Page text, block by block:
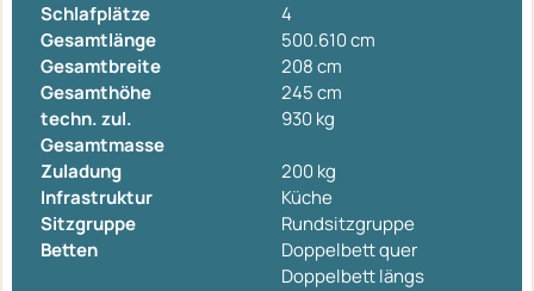
Schlafplätze
4
Gesamtlänge
500.610 cm
Gesamtbreite
208 cm
Gesamthöhe
245 cm
techn. zul.
Gesamtmasse
930 kg
Zuladung
200 kg
Infrastruktur
Küche
Sitzgruppe
Rundsitzgruppe
Betten
Doppelbett quer
Doppelbett längs